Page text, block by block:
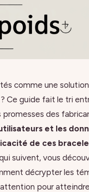
comme une
Ce guide fait le tri
promesses des
et les
de ces
suivent, vous
décrypter les
pour